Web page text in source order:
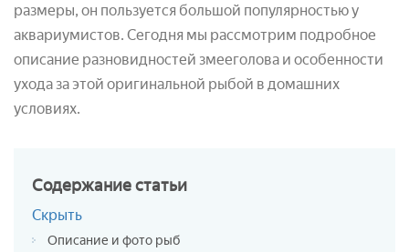
размеры, он пользуется большой популярностью у
аквариумистов. Сегодня мы рассмотрим подробное
описание разновидностей змееголова и особенности
ухода за этой оригинальной рыбой в домашних
условиях.
Содержаниестатьи
Скрыть
Описание и фото рыб